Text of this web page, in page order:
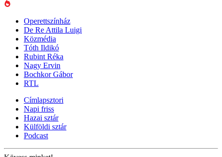
Operettszínház
De Re Attila Luigi
Közmédia
Tóth Ildikó
Rubint Réka
Nagy Ervin
Bochkor Gábor
RTL
Címlapsztori
Napi friss
Hazai sztár
Külföldi sztár
Podcast